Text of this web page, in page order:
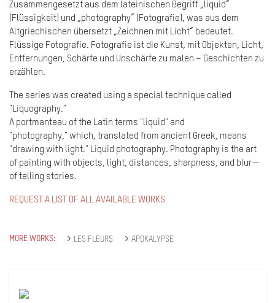
Zusammengesetzt aus dem lateinischen Begriff „liquid“
(Flüssigkeit) und „photography“ (Fotografie), was aus dem
Altgriechischen übersetzt „Zeichnen mit Licht“ bedeutet.
Flüssige Fotografie. Fotografie ist die Kunst, mit Objekten, Licht,
Entfernungen, Schärfe und Unschärfe zu malen – Geschichten zu
erzählen.
The series was created using a special technique called
"Liquography."
A portmanteau of the Latin terms "liquid" and
"photography," which, translated from ancient Greek, means
"drawing with light." Liquid photography. Photography is the art
of painting with objects, light, distances, sharpness, and blur—
of telling stories.
REQUEST A LIST OF ALL AVAILABLE WORKS
MORE WORKS: LES FLEURS APOKALYPSE